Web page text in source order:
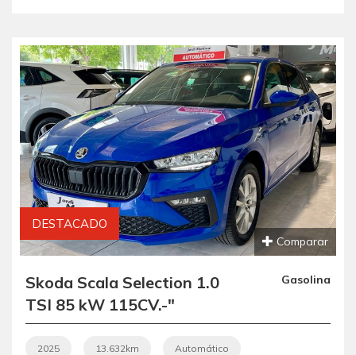
DESTACADO
Comparar
Skoda Scala Selection 1.0
TSI 85 kW 115CV.-"
AUTOMÁTICO".- "
ETIQUETA C VERDE ".- "
Gasolina
2025 13.632km Automático